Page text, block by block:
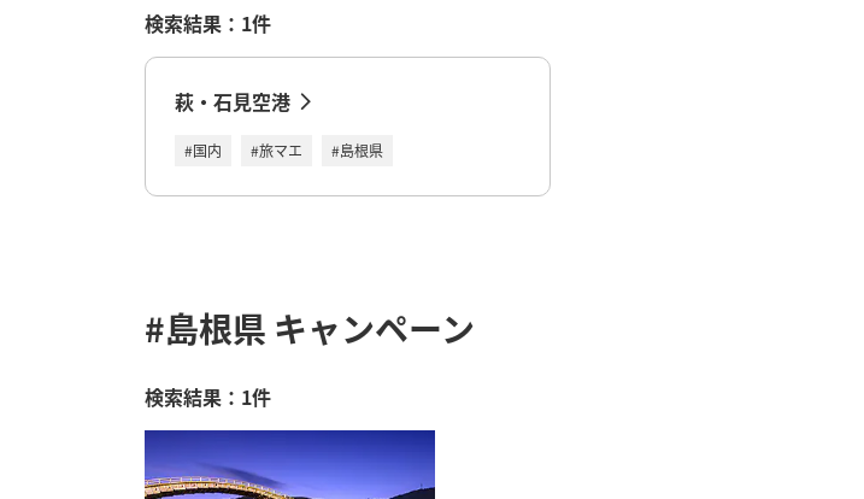
検索結果：1件
萩・石見空港
#国内 #旅マエ #島根県
#島根県 キャンペーン
検索結果：1件